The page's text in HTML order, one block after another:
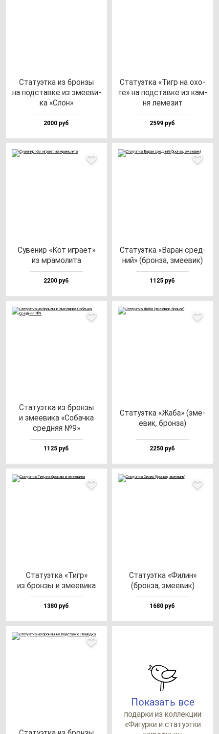
Ста­ту­эт­ка из брон­зы
на под­став­ке из зме­еви­
ка «Слон»
2000 руб
Ста­ту­эт­ка «Тигр на охо­
те» на под­став­ке из кам­
ня ле­ме­зит
2599 руб
Суве­нир «Кот иг­ра­ет»
из мра­мо­ли­та
2200 руб
Ста­ту­эт­ка «Варан сред­
ний» (брон­за, зме­евик)
1125 руб
Ста­ту­эт­ка из брон­зы
и зме­еви­ка «Собач­ка
сред­няя №9»
1125 руб
Ста­ту­эт­ка «Жаба» (зме­
евик, брон­за)
2250 руб
Ста­ту­эт­ка «Тигр»
из брон­зы и зме­еви­ка
1380 руб
Ста­ту­эт­ка «Филин»
(брон­за, зме­евик)
1680 руб
Показать все
по­дар­ки из кол­лек­ции
«Фигур­ки и ста­ту­эт­ки